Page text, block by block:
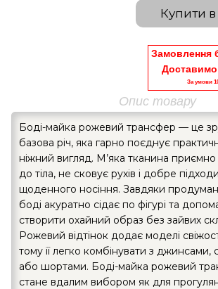
Купити в
Замовлення
За умови
Опис товару
Боді-майка рожевий трансфер — це
базова річ, яка гарно поєднує
ніжний вигляд. М’яка тканина приємно
до тіла, не сковує рухів і добре
щоденного носіння. Завдяки
боді акуратно сідає по фігурі та
створити охайний образ без зайвих
Рожевий відтінок додає моделі
тому її легко комбінувати з джинсами,
або шортами. Боді-майка рожевий
стане вдалим вибором як для